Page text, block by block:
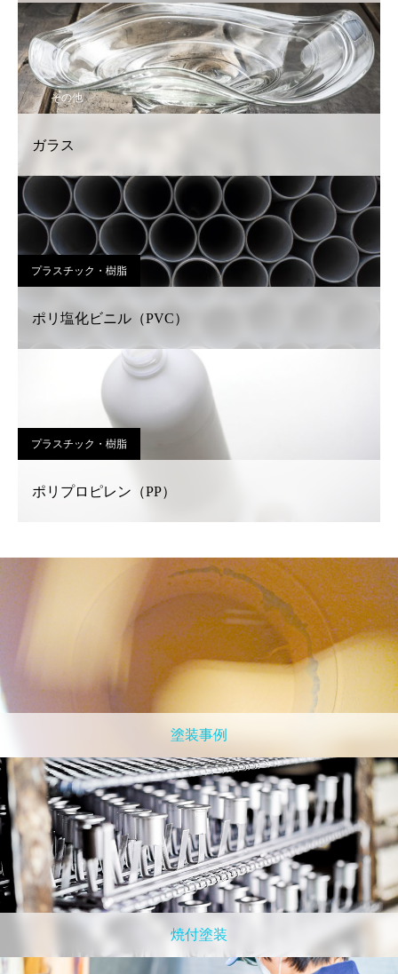
その他
ガラス
プラスチック・樹脂
ポリ塩化ビニル（PVC）
プラスチック・樹脂
ポリプロピレン（PP）
塗装事例
焼付塗装